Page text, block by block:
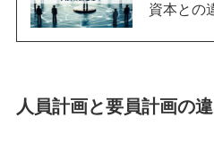
資本との
人員計画と要員計画の